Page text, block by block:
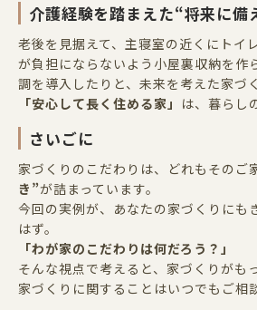
介護経験を踏まえた“将来に備
老後を見据えて、主寝室の近くにトイ
が負担にならないよう小屋裏収納を作
調を導入したりと、未来を考えた家づ
「安心して長く住める家」 は、暮らし
さいごに
家づくりのこだわりは、どれもそのご
き ”が詰まっています。
今回の実例が、あなたの家づくりにも
はず。
「わが家のこだわりは何だろう？」
そんな視点で考えると、家づくりがも
家づくりに関することはいつでもご相